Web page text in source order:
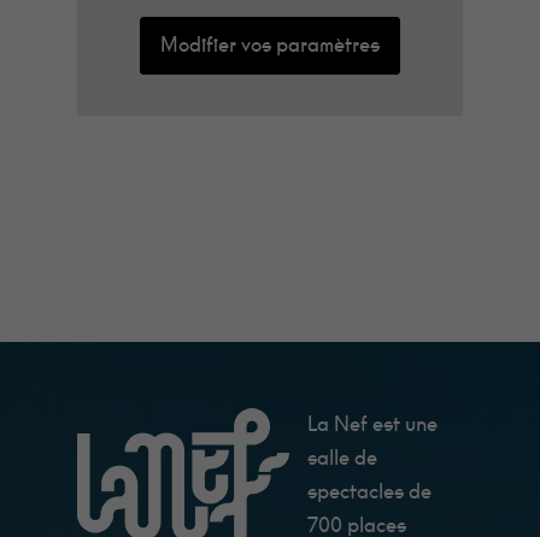
Modifier vos paramètres
La Nef est une
salle de
spectacles de
700 places